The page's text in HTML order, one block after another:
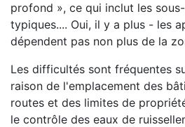
profond », ce qui inclut les
typiques.... Oui, il y a plus - les
dépendent pas non plus de la
Les difficultés sont fréquentes
raison de l'emplacement des
routes et des limites de
le contrôle des eaux de